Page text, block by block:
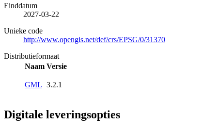
Einddatum
2027-03-22
Unieke code
http://www.opengis.net/def/crs/EPSG/0/31370
Distributieformaat
Naam Versie
GML 3.2.1
Digitale leveringsopties